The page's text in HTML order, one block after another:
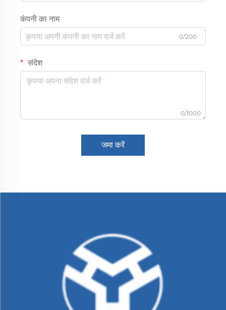
कंपनी का नाम
0/200
संदेश
0/1000
जमा करें